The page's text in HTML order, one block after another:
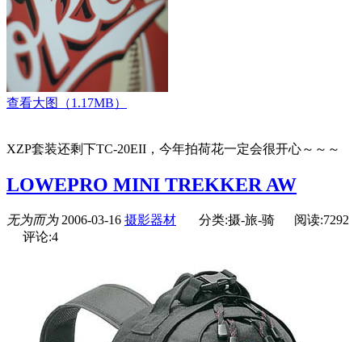
查看大图（1.17MB）
XZP套装还剩下TC-20EII，今年拍荷花一定会很开心～～～
LOWEPRO MINI TREKKER AW
无为而为 2006-03-16 摄影器材 分类:摄-旅-骑
阅读:7292
评论:4